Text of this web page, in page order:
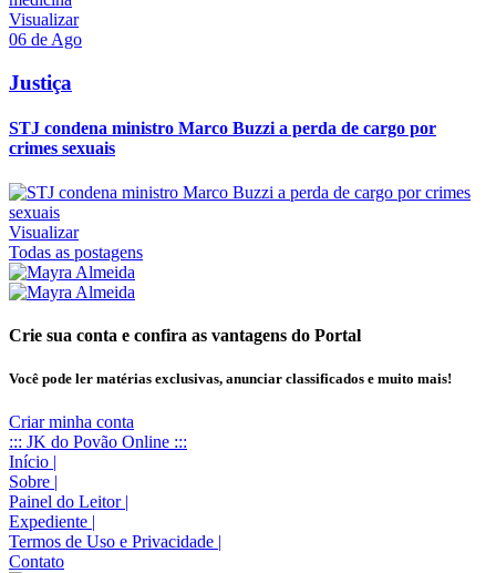
Visualizar
06 de Ago
Justiça
STJ condena ministro Marco Buzzi a perda de cargo por
crimes sexuais
Visualizar
Todas as postagens
Crie sua conta e confira as vantagens do Portal
Você pode ler matérias exclusivas, anunciar classificados e muito mais!
Criar minha conta
::: JK do Povão Online :::
Início |
Sobre |
Painel do Leitor |
Expediente |
Termos de Uso e Privacidade |
Contato